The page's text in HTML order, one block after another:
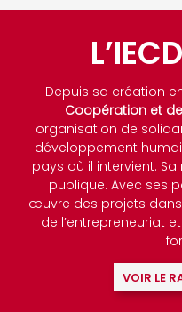
L’IECD
Depuis sa création en
Coopération et
organisation de
développement
pays où il intervient.
publique. Avec ses
œuvre des projets
de l’entrepreneuriat
VOIR LE